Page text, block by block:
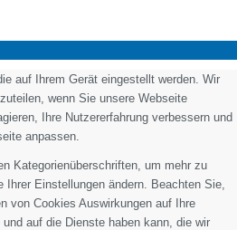
auf Ihrem Gerät eingestellt werden. Wir
wenn Sie unsere Webseite
Ihre Nutzererfahrung verbessern und
anpassen.
Kategorienüberschriften, um mehr zu
Einstellungen ändern. Beachten Sie,
von Cookies Auswirkungen auf Ihre
auf die Dienste haben kann, die wir